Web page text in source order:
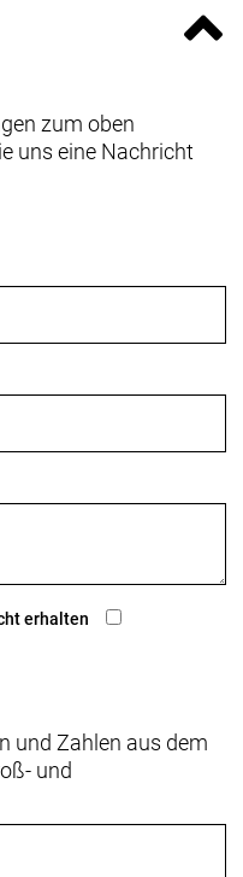
zum oben
uns eine Nachricht
erhalten
und Zahlen aus dem
und